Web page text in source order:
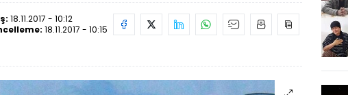
18.11.2017 - 10:12
18.11.2017 - 10:15